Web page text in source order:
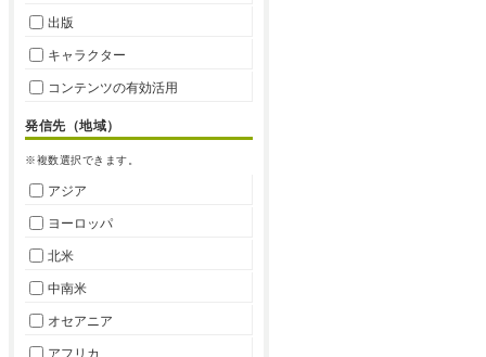
出版
キャラクター
コンテンツの有効活用
発信先（地域）
※複数選択できます。
アジア
ヨーロッパ
北米
中南米
オセアニア
アフリカ